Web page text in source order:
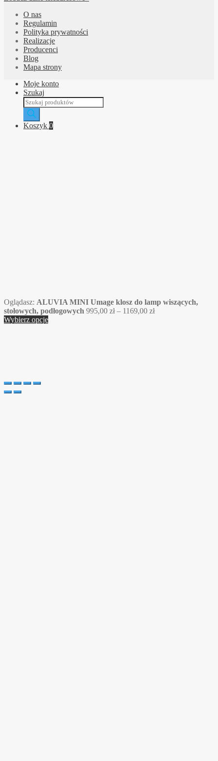
O nas
Regulamin
Polityka prywatności
Realizacje
Producenci
Blog
Mapa strony
Moje konto
Szukaj
Wyszukiwarka
produktów
Koszyk 0
Oglądasz: ALUVIA MINI Umage klosz do lamp wiszących,
stołowych, podłogowych 995,00 zł – 1169,00 złZakres
Wybierz opcje